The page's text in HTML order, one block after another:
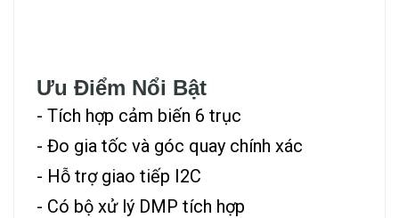
Ưu Điểm Nổi Bật
- Tích hợp cảm biến 6 trục
- Đo gia tốc và góc quay chính xác
- Hỗ trợ giao tiếp I2C
- Có bộ xử lý DMP tích hợp